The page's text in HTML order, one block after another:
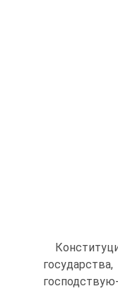
господствую-